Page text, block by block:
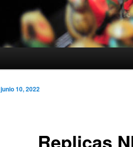
Replicas
junio 10, 2022